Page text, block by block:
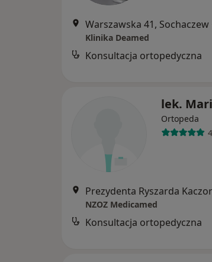
Warszawska 41, Sochaczew
Klinika Deamed
Konsultacja ortopedyczna
lek.
Ortopeda
NZOZ Medicamed
Konsultacja ortopedyczna